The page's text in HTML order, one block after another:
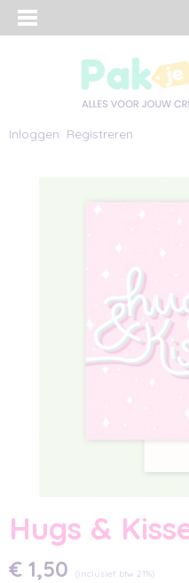
Inloggen Registreren
Hugs &
€ 1,50 (inclusief btw 21%)